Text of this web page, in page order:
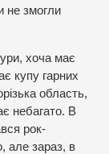
не змогли
хоча має
купу гарних
область,
небагато. В
рок-
але зараз, в